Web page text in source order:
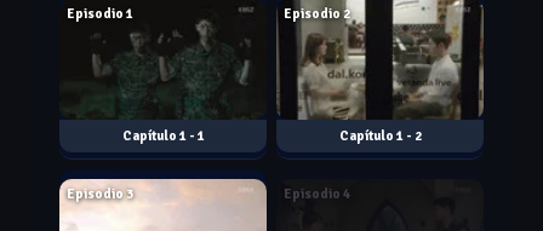
1 - 1
Episodio 1
1 - 2
Episodio 2
Episodio 3
Mar. 02, 2016
Episodio 4
Mar. 03, 2016